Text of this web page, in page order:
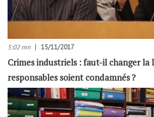
5:02 mn 15/11/2017
Crimes industriels : faut-il changer la
responsables soient condamnés ?